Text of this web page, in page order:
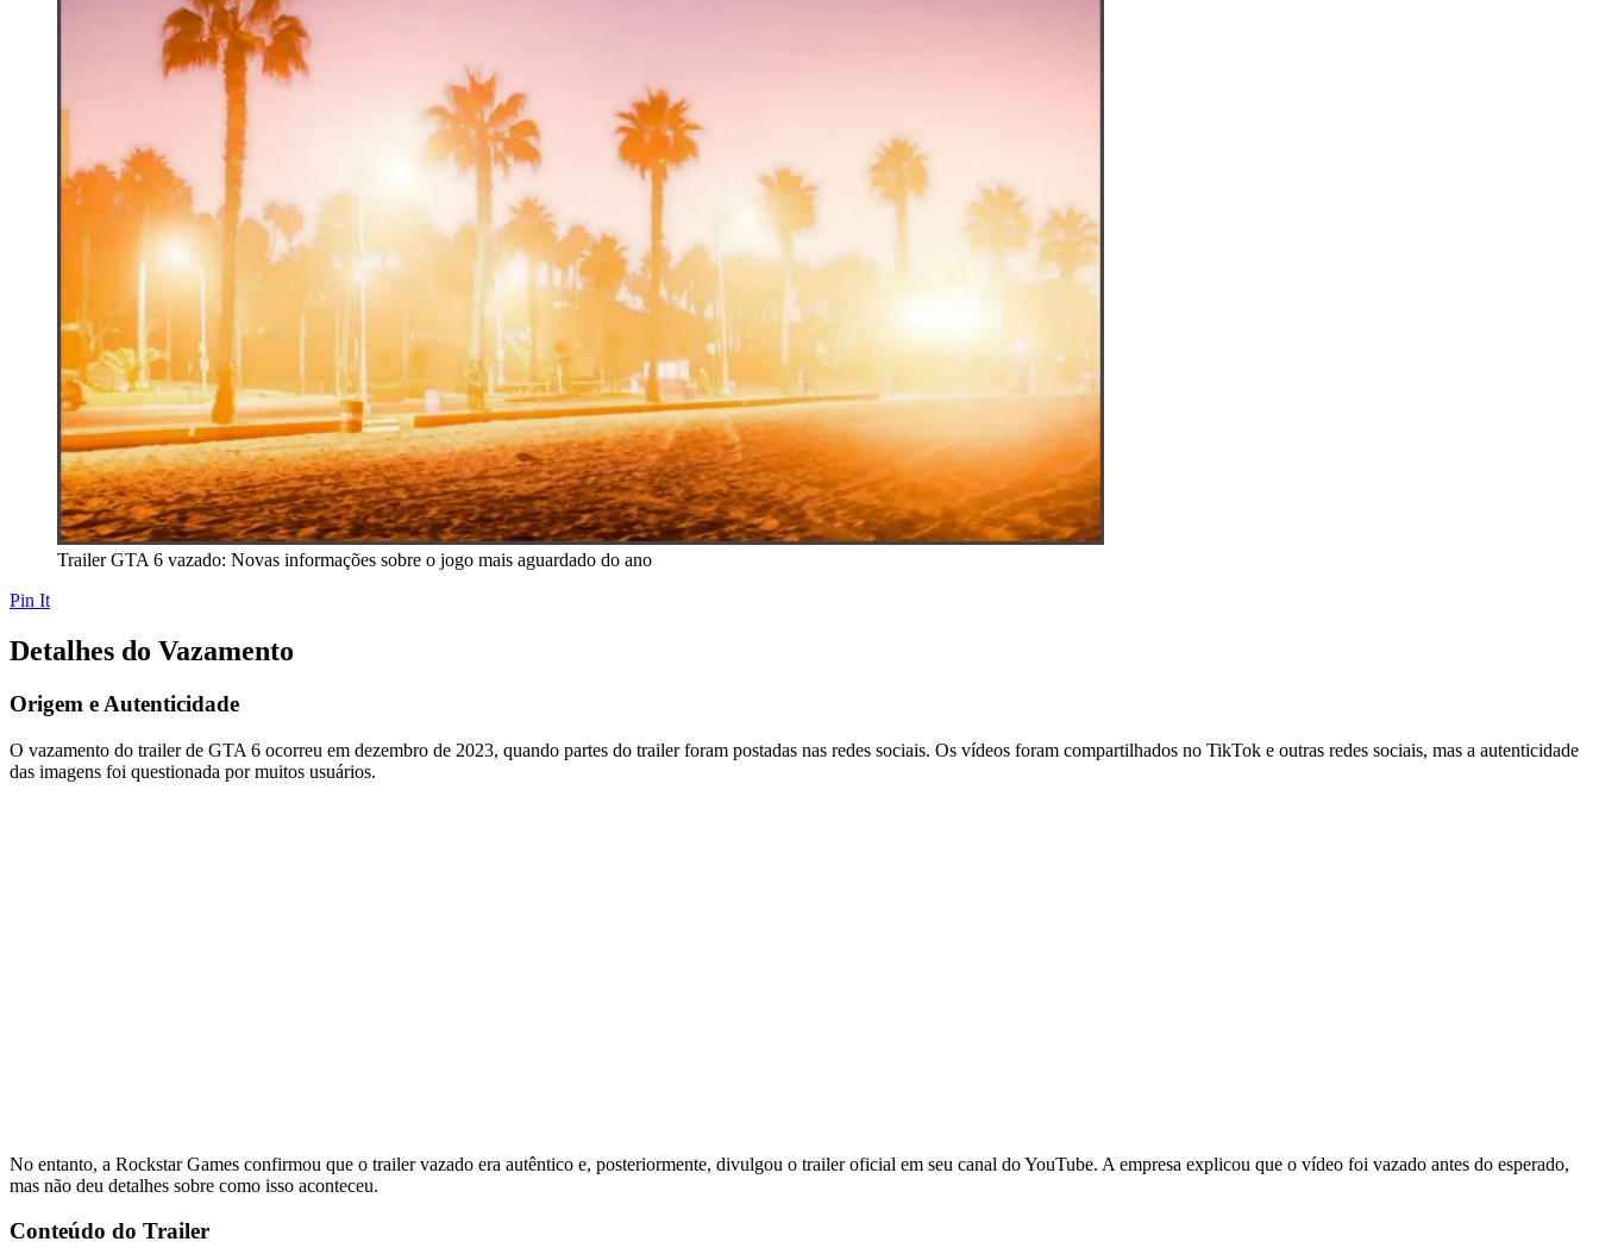
Trailer GTA 6 vazado: Novas informações sobre o jogo mais aguardado do ano
Pin It
Detalhes do Vazamento
Origem e Autenticidade
O vazamento do trailer de GTA 6 ocorreu em dezembro de 2023, quando partes do trailer foram postadas nas redes sociais. Os vídeos foram compartilhados no TikTok e outras redes sociais, mas a autenticidade
das imagens foi questionada por muitos usuários.
No entanto, a Rockstar Games confirmou que o trailer vazado era autêntico e, posteriormente, divulgou o trailer oficial em seu canal do YouTube. A empresa explicou que o vídeo foi vazado antes do esperado,
mas não deu detalhes sobre como isso aconteceu.
Conteúdo do Trailer